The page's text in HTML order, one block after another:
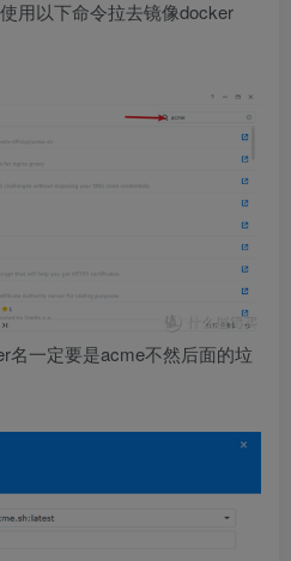
用以下命令拉去镜像docker
名一定要是acme不然后面的垃